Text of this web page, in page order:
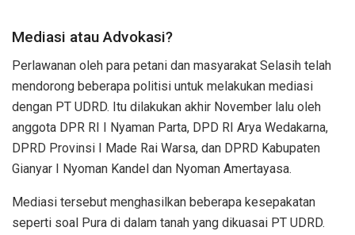
Mediasi atau Advokasi?
Perlawanan oleh para petani dan masyarakat Selasih telah
mendorong beberapa politisi untuk melakukan mediasi
dengan PT UDRD. Itu dilakukan akhir November lalu oleh
anggota DPR RI I Nyaman Parta, DPD RI Arya Wedakarna,
DPRD Provinsi I Made Rai Warsa, dan DPRD Kabupaten
Gianyar I Nyoman Kandel dan Nyoman Amertayasa.
Mediasi tersebut menghasilkan beberapa kesepakatan
seperti soal Pura di dalam tanah yang dikuasai PT UDRD.